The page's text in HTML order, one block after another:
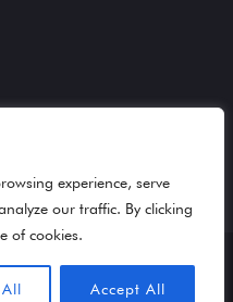
experience, serve
our traffic. By clicking
of cookies.
All Accept All
reserved